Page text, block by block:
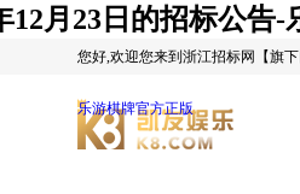
12月23日的招标公告
您好,欢迎您来到浙江招标网【旗下
乐游棋牌官方正版